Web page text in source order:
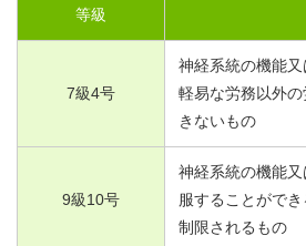
等級
7級4号
神経系統の機能又
軽易な労務以外
きないもの
9級10号
神経系統の機能又
服することがで
制限されるもの